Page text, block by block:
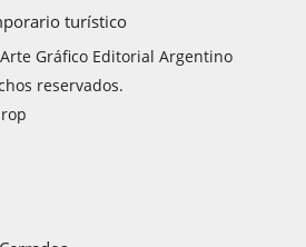
turístico
Gráfico Editorial Argentino
reservados.